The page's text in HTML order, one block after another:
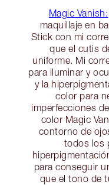
Magic Vanish:
maquillaje en
Stick con mi
que el cutis
uniforme. Mi
para iluminar y
y la
color para
imperfecciones
color Magic
contorno de
todos los
para conseguir
que el tono de